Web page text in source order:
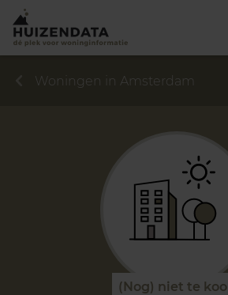
Woningen in Amsterdam
(Nog) niet te